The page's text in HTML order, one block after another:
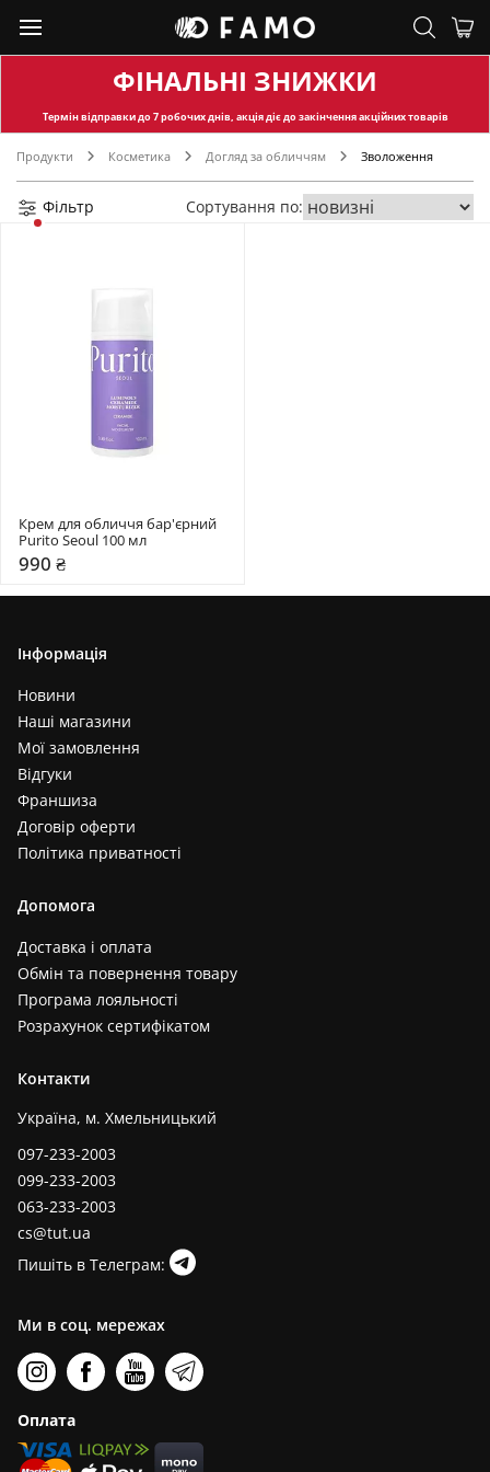
ФІНАЛЬНІ ЗНИЖКИ
Термін відправкидо 7 робочих днів, акція діє до закінчення акційних товарів
Продукти Косметика Догляд за обличчям Зволоження
Фільтр Сортування по:
Крем для обличчя бар'єрний
Purito Seoul 100 мл
990 ₴
Інформація
Новини
Наші магазини
Мої замовлення
Відгуки
Франшиза
Договір оферти
Політика приватності
Допомога
Доставка і оплата
Обмін та повернення товару
Програма лояльності
Розрахунок сертифікатом
Контакти
Україна, м. Хмельницький
097-233-2003
099-233-2003
063-233-2003
cs@tut.ua
Пишіть в Телеграм:
Ми в соц. мережах
Оплата